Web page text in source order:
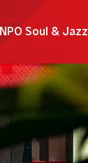
NPO Soul & Jazz